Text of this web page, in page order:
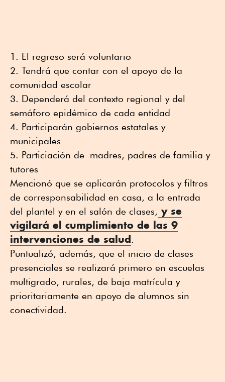
El regreso será voluntario
Tendrá que contar con el apoyo de la
comunidad escolar
Dependerá del contexto regional y del
semáforo epidémico de cada entidad
Participarán gobiernos estatales y
municipales
Particiación de madres, padres de familia y
tutores
Mencionó que se aplicarán protocolos y filtros
de corresponsabilidad en casa, a la entrada
del plantel y en el salón de clases, y se
vigilará el cumplimiento de las 9
intervenciones de salud.
Puntualizó, además, que el inicio de clases
presenciales se realizará primero en escuelas
multigrado, rurales, de baja matrícula y
prioritariamente en apoyo de alumnos sin
conectividad.